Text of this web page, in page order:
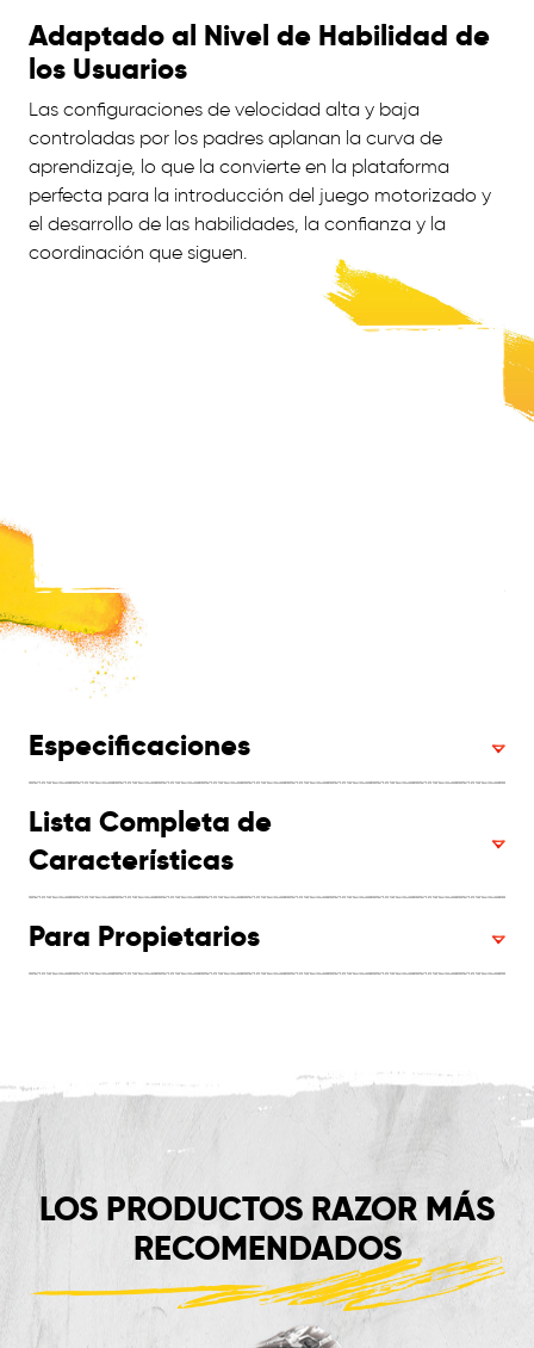
Adaptado al Nivel de Habilidad de
los Usuarios
Las configuraciones de velocidad alta y baja
controladas por los padres aplanan la curva de
aprendizaje, lo que la convierte en la plataforma
perfecta para la introducción del juego motorizado y
el desarrollo de las habilidades, la confianza y la
coordinación que siguen.
Especificaciones
Lista Completa de
Características
Para Propietarios
LOS PRODUCTOS RAZOR MÁS
RECOMENDADOS